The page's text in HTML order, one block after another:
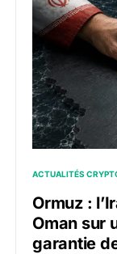
ACTUALITÉS
Ormuz :
Oman sur
garantie